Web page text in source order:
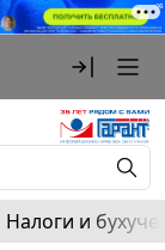
Налоги и